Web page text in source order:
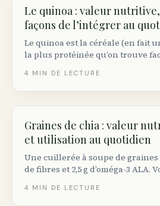
Le quinoa : valeur
façons de l’intégrer au
Le quinoa est la céréale (en fait
la plus protéinée qu’on trouve
correctement et pourquoi le
4 MIN DE LECTURE
Graines de chia : valeur
et utilisation au quotidien
Une cuillerée à soupe de
de fibres et 2,5 g d’oméga-3 ALA.
cliniques démontrent réellement.
4 MIN DE LECTURE